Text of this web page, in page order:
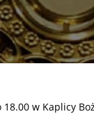
w Kaplicy